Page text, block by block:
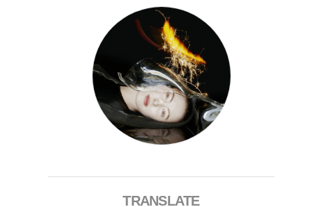
TRANSLATE